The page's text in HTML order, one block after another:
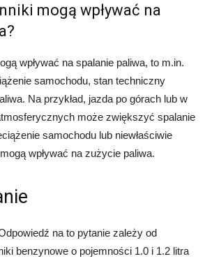
mogą wpływać na
wpływać na spalanie paliwa, to m.in.
samochodu, stan techniczny
Na przykład, jazda po górach lub w
może zwiększyć spalanie
samochodu lub niewłaściwie
wpływać na zużycie paliwa.
na to pytanie zależy od
benzynowe o pojemności 1.0 i 1.2 litra